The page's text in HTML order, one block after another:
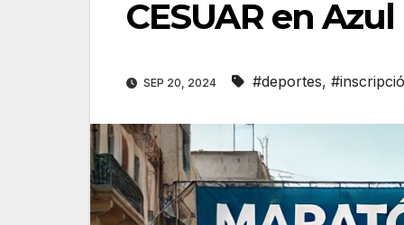
CESUAR en Azul
SEP 20, 2024 #deportes,